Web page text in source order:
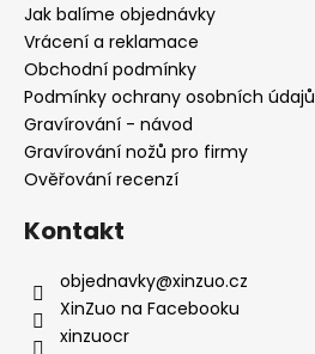
Jak balíme objednávky
Vrácení a reklamace
Obchodní podmínky
Podmínky ochrany osobních údajů
Gravírování - návod
Gravírování nožů pro firmy
Ověřování recenzí
Kontakt
objednavky@xinzuo.cz
XinZuo na Facebooku
xinzuocr